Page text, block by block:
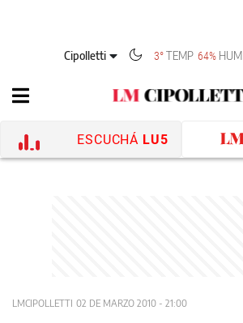
Cipolletti 3°TEMP 64% HUM
ESCUCHÁ LU5
LMCIPOLLETTI 02 DE MARZO 2010 - 21:00